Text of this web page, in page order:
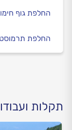
החלפת גוף
החלפת
תקלות